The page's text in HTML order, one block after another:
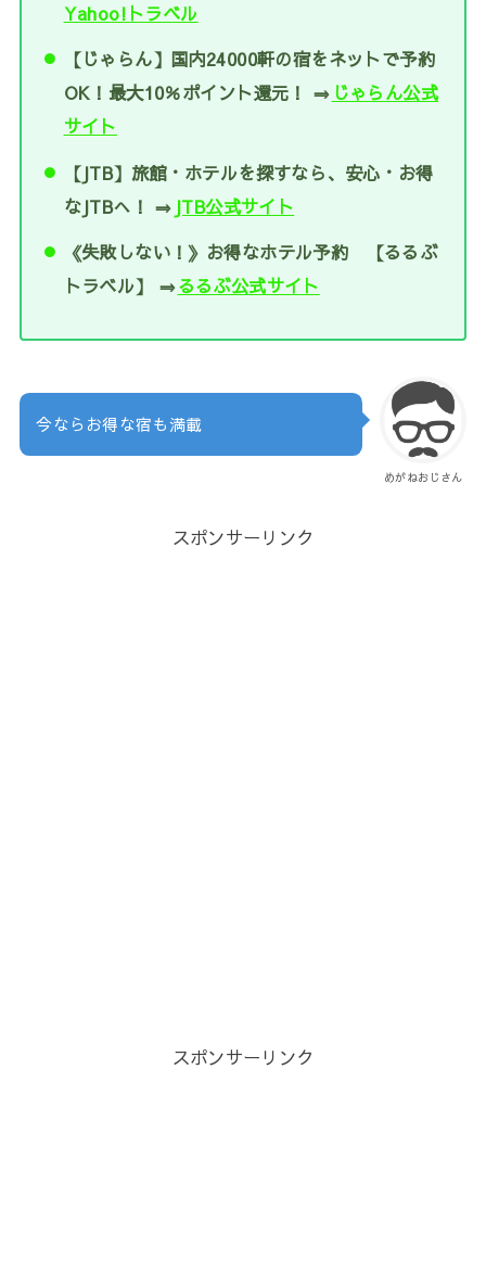
Yahoo!トラベル
【じゃらん】国内24000軒の宿をネットで予約
OK！最大10％ポイント還元！ ⇒ じゃらん公式
サイト
【JTB】旅館・ホテルを探すなら、安心・お得
なJTBへ！ ⇒ JTB公式サイト
《失敗しない！》お得なホテル予約 【るるぶ
トラベル】 ⇒るるぶ公式サイト
めがねおじさん
今ならお得な宿も満載
スポンサーリンク
スポンサーリンク